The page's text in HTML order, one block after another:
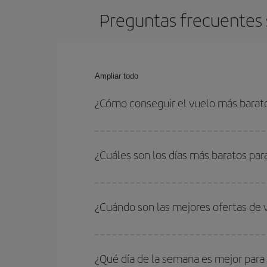
Preguntas frecuentes
Ampliar todo
¿Cómo conseguir el vuelo más
con las fechas y horarios de ida y vuelta.
¿Cuáles son los días más baratos
quieres ir y en qué fechas habías pensado
para que puedas encontrar la mejor oferta.
¿Cuándo son las mejores ofertas
periodos de vacaciones escolares son
¿Qué día de la semana es mejor